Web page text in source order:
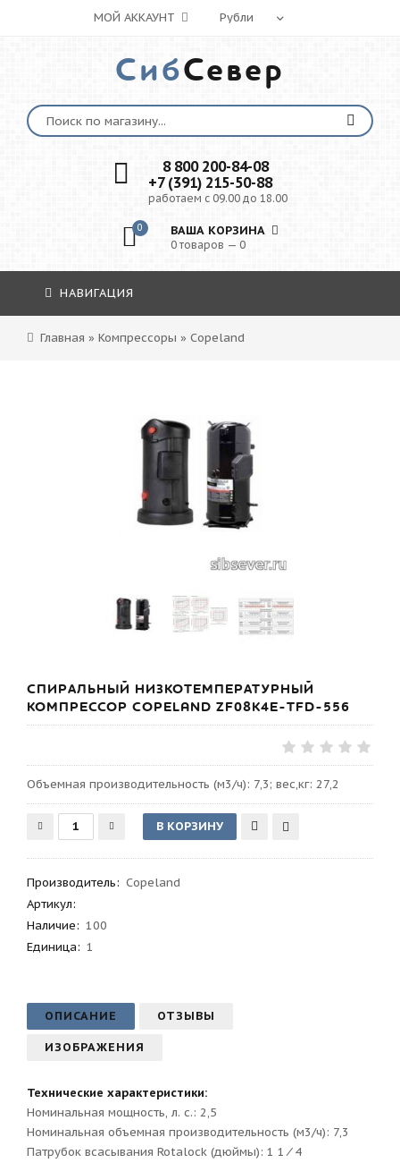
МОЙ АККАУНТ
СибСевер
8 800 200-84-08
+7 (391) 215-50-88
работаем с 09.00 до 18.00
0 ВАША КОРЗИНА
0 товаров — 0
НАВИГАЦИЯ
Главная » Компрессоры » Copeland
СПИРАЛЬНЫЙ НИЗКОТЕМПЕРАТУРНЫЙ
КОМПРЕССОР COPELAND ZF08К4E-TFD-556
Объемная производительность (м3/ч): 7,3; вес,кг: 27,2
Производитель: Copeland
Артикул:
Наличие: 100
Единица: 1
ОПИСАНИЕ ОТЗЫВЫ
ИЗОБРАЖЕНИЯ
Технические характеристики:
Номинальная мощность, л. с.: 2,5
Номинальная объемная производительность (м3/ч): 7,3
Патрубок всасывания Rotalock (дюймы): 1 1 ⁄ 4